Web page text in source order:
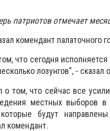
патриотов отмечает
комендант палаточного
что сегодня
лозунгов", - сказал
том, что сейчас все
местных выборов
будут
комендант.